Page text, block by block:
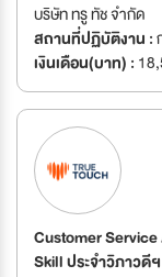
บริษัท ทรู ทัช จำกัด
สถานที่ปฏิบัติงาน :
เงินเดือน(บาท) :
Customer
Skill ประจำวิภาวดีฯ